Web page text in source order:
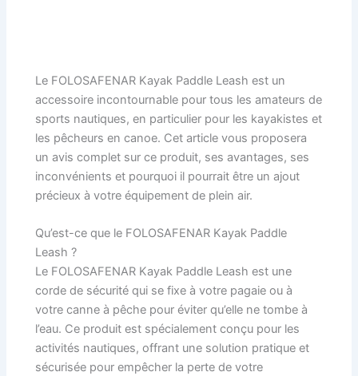
Le FOLOSAFENAR Kayak Paddle Leash est un
accessoire incontournable pour tous les amateurs de
sports nautiques, en particulier pour les kayakistes et
les pêcheurs en canoe. Cet article vous proposera
un avis complet sur ce produit, ses avantages, ses
inconvénients et pourquoi il pourrait être un ajout
précieux à votre équipement de plein air.
Qu’est-ce que le FOLOSAFENAR Kayak Paddle
Leash ?
Le FOLOSAFENAR Kayak Paddle Leash est une
corde de sécurité qui se fixe à votre pagaie ou à
votre canne à pêche pour éviter qu’elle ne tombe à
l’eau. Ce produit est spécialement conçu pour les
activités nautiques, offrant une solution pratique et
sécurisée pour empêcher la perte de votre